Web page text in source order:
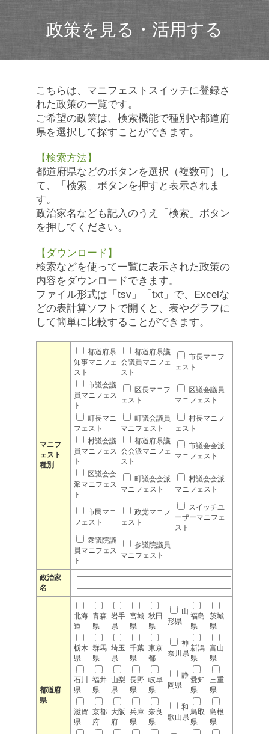
政策を見る・活用する
こちらは、マニフェストスイッチに登録さ
れた政策の一覧です。
ご希望の政策は、検索機能で種別や都道府
県を選択して探すことができます。
【検索方法】
都道府県などのボタンを選択（複数可）し
て、「検索」ボタンを押すと表示されま
す。
政治家名なども記入のうえ「検索」ボタン
を押してください。
【ダウンロード】
検索などを使って一覧に表示された政策の
内容をダウンロードできます。
ファイル形式は「tsv」「txt」で、Excelな
どの表計算ソフトで開くと、表やグラフに
して簡単に比較することができます。
マニフ
ェスト
種別
都道府県
知事マニフェ
スト
都道府県議
会議員マニフェ
スト
市長マニフ
ェスト
市議会議
員マニフェス
ト
区長マニフ
ェスト
区議会議員
マニフェスト
町長マニ
フェスト
町議会議員
マニフェスト
村長マニフ
ェスト
村議会議
員マニフェス
ト
都道府県議
会会派マニフェ
スト
市議会会派
マニフェスト
区議会会
派マニフェス
ト
町議会会派
マニフェスト
村議会会派
マニフェスト
市民マニ
フェスト
政党マニフ
ェスト
スイッチユ
ーザーマニフェ
スト
衆議院議
員マニフェス
ト
参議院議員
マニフェスト
政治家
名
都道府
県
北海
道
青森
県
岩手
県
宮城
県
秋田
県
山
形県
福島
県
茨城
県
栃木
県
群馬
県
埼玉
県
千葉
県
東京
都
神
奈川県
新潟
県
富山
県
石川
県
福井
県
山梨
県
長野
県
岐阜
県
静
岡県
愛知
県
三重
県
滋賀
県
京都
府
大阪
府
兵庫
県
奈良
県
和
歌山県
鳥取
県
島根
県